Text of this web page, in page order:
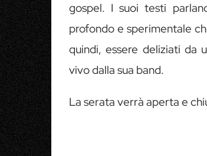
gospel. I suoi testi
profondo e sperimentale
quindi, essere deliziati da
vivo dalla sua band.
La serata verrà aperta e